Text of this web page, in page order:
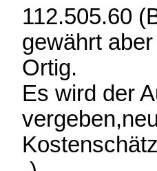
112.505.60
gewährt
Ortig.
Es wird der